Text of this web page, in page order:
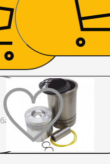
203₴
бажаного